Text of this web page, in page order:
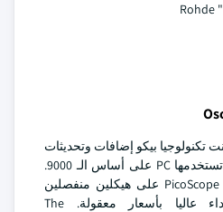
Rohde
مايو 2023 - أعلنت تكنولوجيا بيكو إضافات وتحديثات
لسلسلة الـ 9000 التي تستخدمها PC على أساس الـ 9000.
وتشتمل سلسلة PicoScope 9000 على هيكلين منفصلين
للمنتجات، يحققان أداء عاليا بأسعار معقولة. The